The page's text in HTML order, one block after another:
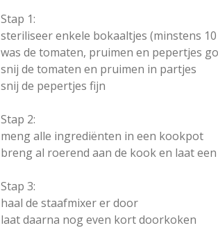
Stap 1:
steriliseer enkele bokaaltjes (minstens
was de tomaten, pruimen en pepertjes
snij de tomaten en pruimen in partjes
snij de pepertjes fijn
Stap 2:
meng alle ingrediënten in een kookpot
breng al roerend aan de kook en laat
Stap 3:
haal de staafmixer er door
laat daarna nog even kort doorkoken